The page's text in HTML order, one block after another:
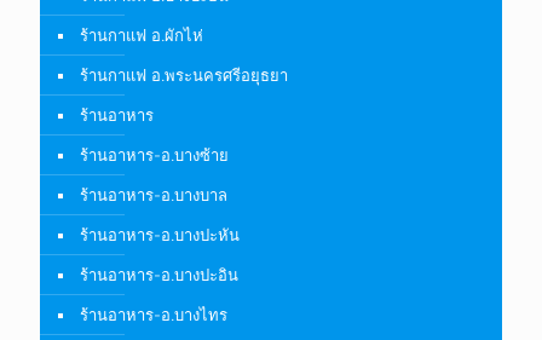
ร้านกาแฟ อ.ผักไห่
ร้านกาแฟ อ.พระนครศรีอยุธยา
ร้านอาหาร
ร้านอาหาร-อ.บางซ้าย
ร้านอาหาร-อ.บางบาล
ร้านอาหาร-อ.บางปะหัน
ร้านอาหาร-อ.บางปะอิน
ร้านอาหาร-อ.บางไทร